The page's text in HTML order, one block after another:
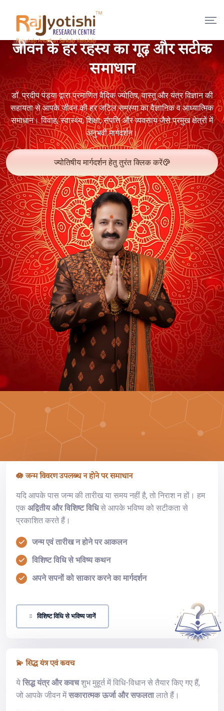
जीवन के हर रहस्य का गूढ़ और सटीक
समाधान
डॉ. प्रदीप पंड्या द्वारा प्रमाणित वैदिक ज्योतिष, वास्तु और यंत्र विज्ञान की
सहायता से आपके जीवन की हर जटिल समस्या का वैज्ञानिक व आध्यात्मिक
समाधान। विवाह, स्वास्थ्य, शिक्षा, संपत्ति और व्यवसाय जैसे प्रमुख क्षेत्रों में
अनुभवी मार्गदर्शन।
ज्योतिषीय मार्गदर्शन हेतु तुरंत क्लिक करें
🪷 जन्म विवरण उपलब्ध न होने पर समाधान
यदि आपके पास जन्म की तारीख या समय नहीं है, तो निराश न हों। हम
एक अद्वितीय और विशिष्ट विधिसे आपके भविष्य को सटीकता से
प्रकाशित करते हैं।
जन्म एवं तारीख न होने पर आकलन
विशिष्ट विधि से भविष्य कथन
अपने सपनों को साकार करने का मार्गदर्शन
विशिष्ट विधि से भविष्य जानें
💫 सिद्ध यंत्र एवं कवच
ये सिद्ध यंत्र और कवचशुभ मुहूर्त में विधि-विधान से तैयार किए गए हैं,
जो आपके जीवन मेंसकारात्मक ऊर्जा और सफलतालाते हैं।